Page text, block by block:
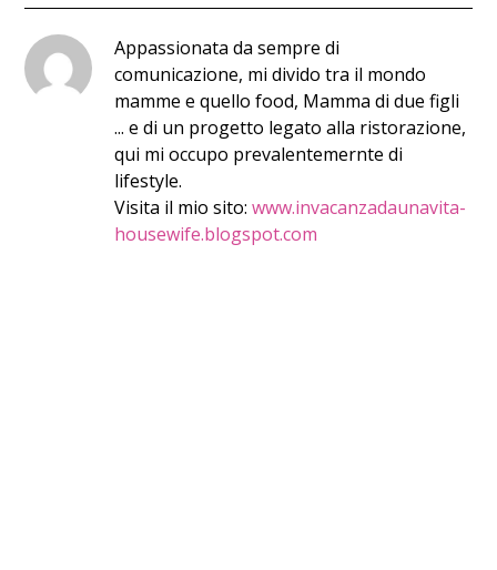
Appassionata da sempre di
comunicazione, mi divido tra il mondo
mamme e quello food, Mamma di due figli
... e di un progetto legato alla ristorazione,
qui mi occupo prevalentemernte di
lifestyle.
Visita il mio sito:www.invacanzadaunavita-
housewife.blogspot.com